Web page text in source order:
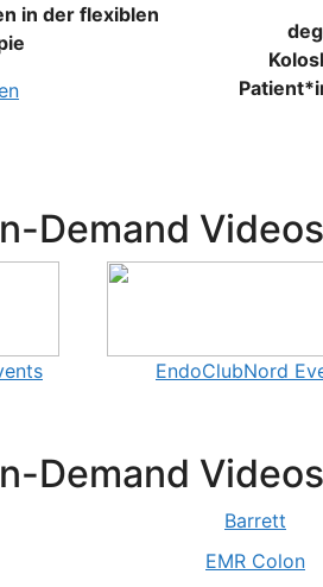
in der flexiblen
Demand Videos
EndoClubNord
Demand
Barrett
EMR Colon